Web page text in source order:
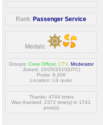
Rank: Passenger Service
Medals:
Groups: Crew Officer, CTV, Moderator
Joined: 10/20/2010(UTC)
Posts: 9,306
Location: Lữ quán
Thanks: 4744 times
Was thanked: 2372 time(s) in 1741
post(s)